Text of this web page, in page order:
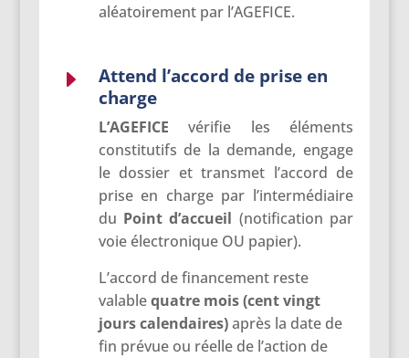
aléatoirement par l’AGEFICE.
E
Attend l’accord de prise en
charge
L’AGEFICEvérifie les éléments
constitutifs de la demande, engage
le dossier et transmet l’accord de
prise en charge par l’intermédiaire
du Point d’accueil (notification par
voie électronique OU papier).
L’accord de financement reste
valablequatre mois (cent vingt
jours calendaires)après la date de
fin prévue ou réelle de l’action de